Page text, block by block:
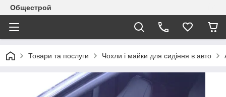
Общестрой
Товари та послуги Чохли і майки для сидіння в авто